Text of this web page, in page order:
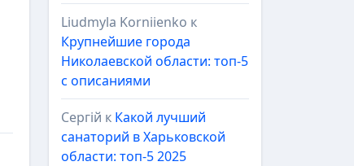
Liudmyla Korniienko к
Крупнейшие города
Николаевской области: топ-5
с описаниями
Сергій к Какой лучший
санаторий в Харьковской
области: топ-5 2025